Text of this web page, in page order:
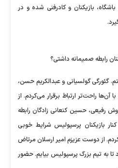
بازیکنان و کادرفنی شده و در
رابطه صمیمانه داشتی؟
گئورگی گولسیانی و عبدالکریم حسن،
آن‌ها راحت‌تر ارتباط برقرار می‌کردم. از
رفیعی، حسین کنعانی زادگان رابطه
بازیکنان پرسپولیس شرایط خوبی
از دوست عزیزم امیر ارسلان مرتاض
به تیم بزرگ پرسپولیس بیایم. حضور